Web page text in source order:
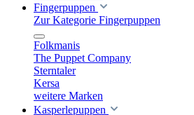
Fingerpuppen
Zur Kategorie Fingerpuppen
Folkmanis
The Puppet Company
Sterntaler
Kersa
weitere Marken
Kasperlepuppen